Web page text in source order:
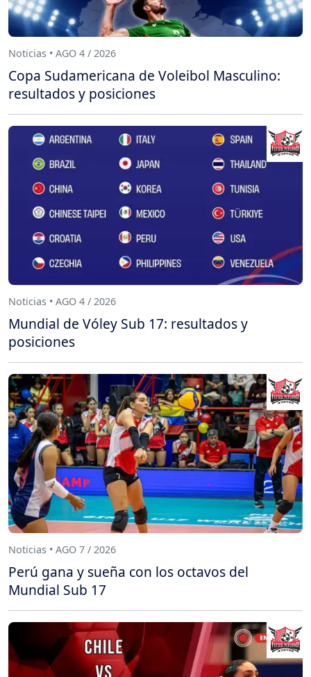
Noticias • AGO 4 / 2026
Copa Sudamericana de Voleibol Masculino:
resultados y posiciones
Noticias • AGO 4 / 2026
Mundial de Vóley Sub 17: resultados y
posiciones
Noticias • AGO 7 / 2026
Perú gana y sueña con los octavos del
Mundial Sub 17